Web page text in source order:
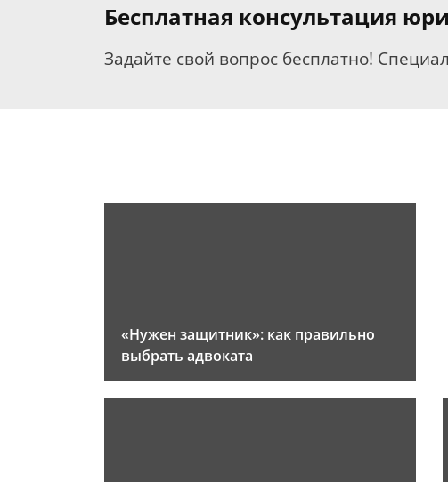
Бесплатная консультация
Задайте свой вопрос бесплатно!
«Нужен защитник»: как правильно
выбрать адвоката